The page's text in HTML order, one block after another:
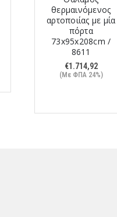
θερμαινόμενος
αρτοποιίας με μία
πόρτα
73x95x208cm /
8611
€1.714,92
(Με ΦΠΑ 24%)